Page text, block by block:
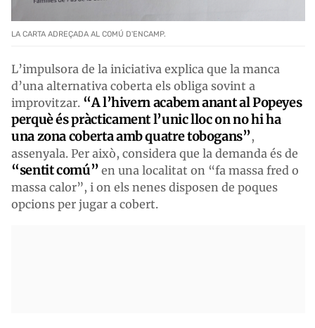
LA CARTA ADREÇADA AL COMÚ D'ENCAMP.
L’impulsora de la iniciativa explica que la manca
d’una alternativa coberta els obliga sovint a
improvitzar. “A l’hivern acabem anant al Popeyes
perquè és pràcticament l’unic lloc on no hi ha
una zona coberta amb quatre tobogans”,
assenyala. Per això, considera que la demanda és de
“sentit comú” en una localitat on “fa massa fred o
massa calor”, i on els nenes disposen de poques
opcions per jugar a cobert.